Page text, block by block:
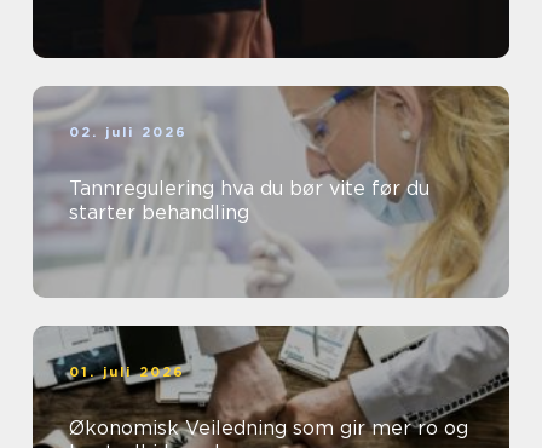
02. juli 2026
Tannregulering hva du bør vite før du
starter behandling
01. juli 2026
Økonomisk Veiledning som gir mer ro og